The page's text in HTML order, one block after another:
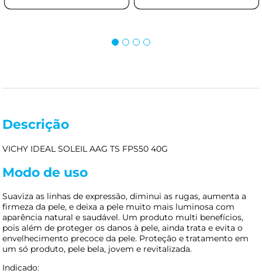
Descrição
VICHY IDEAL SOLEIL AAG TS FPS50 40G
Modo de uso
Suaviza as linhas de expressão, diminui as rugas, aumenta a
firmeza da pele, e deixa a pele muito mais luminosa com
aparência natural e saudável. Um produto multi benefícios,
pois além de proteger os danos à pele, ainda trata e evita o
envelhecimento precoce da pele. Proteção e tratamento em
um só produto, pele bela, jovem e revitalizada.
Indicado: